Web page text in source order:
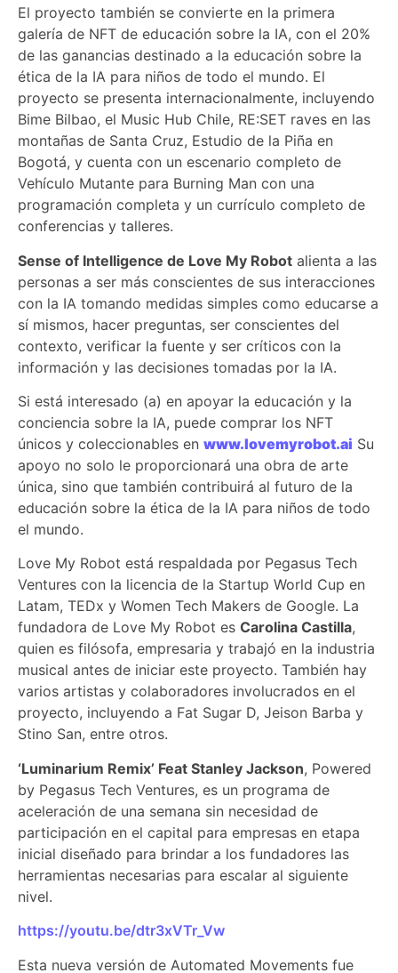
El proyecto también se convierte en la primera
galería de NFT de educación sobre la IA, con el 20%
de las ganancias destinado a la educación sobre la
ética de la IA para niños de todo el mundo. El
proyecto se presenta internacionalmente, incluyendo
Bime Bilbao, el Music Hub Chile, RE:SET raves en las
montañas de Santa Cruz, Estudio de la Piña en
Bogotá, y cuenta con un escenario completo de
Vehículo Mutante para Burning Man con una
programación completa y un currículo completo de
conferencias y talleres.
Sense of Intelligence de Love My Robot alienta a las
personas a ser más conscientes de sus interacciones
con la IA tomando medidas simples como educarse a
sí mismos, hacer preguntas, ser conscientes del
contexto, verificar la fuente y ser críticos con la
información y las decisiones tomadas por la IA.
Si está interesado (a) en apoyar la educación y la
conciencia sobre la IA, puede comprar los NFT
únicos y coleccionables en www.lovemyrobot.ai Su
apoyo no solo le proporcionará una obra de arte
única, sino que también contribuirá al futuro de la
educación sobre la ética de la IA para niños de todo
el mundo.
Love My Robot está respaldada por Pegasus Tech
Ventures con la licencia de la Startup World Cup en
Latam, TEDx y Women Tech Makers de Google. La
fundadora de Love My Robot es Carolina Castilla,
quien es filósofa, empresaria y trabajó en la industria
musical antes de iniciar este proyecto. También hay
varios artistas y colaboradores involucrados en el
proyecto, incluyendo a Fat Sugar D, Jeison Barba y
Stino San, entre otros.
‘Luminarium Remix’ Feat Stanley Jackson, Powered
by Pegasus Tech Ventures, es un programa de
aceleración de una semana sin necesidad de
participación en el capital para empresas en etapa
inicial diseñado para brindar a los fundadores las
herramientas necesarias para escalar al siguiente
nivel.
https://youtu.be/dtr3xVTr_Vw
Esta nueva versión de Automated Movements fue